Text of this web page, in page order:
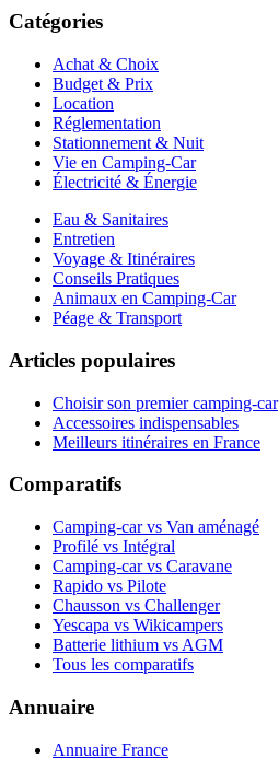
Catégories
Achat & Choix
Budget & Prix
Location
Réglementation
Stationnement & Nuit
Vie en Camping-Car
Électricité & Énergie
Eau & Sanitaires
Entretien
Voyage & Itinéraires
Conseils Pratiques
Animaux en Camping-Car
Péage & Transport
Articles populaires
Choisir son premier camping-car
Accessoires indispensables
Meilleurs itinéraires en France
Comparatifs
Camping-car vs Van aménagé
Profilé vs Intégral
Camping-car vs Caravane
Rapido vs Pilote
Chausson vs Challenger
Yescapa vs Wikicampers
Batterie lithium vs AGM
Tous les comparatifs
Annuaire
Annuaire France